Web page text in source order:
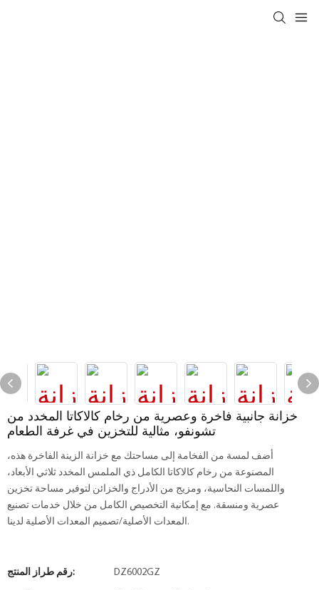
خزانة جانبية فاخرة وعصرية من رخام كالاكاتا المخدد من
تشونفو، مثالية للتخزين في غرفة الطعام
أضف لمسة من الفخامة إلى مساحتك مع خزانة الزينة الفاخرة هذه،
المصنوعة من رخام كالاكاتا الكامل ذي الملمس المخدد ثلاثي الأبعاد،
واللمسات النحاسية، ومزيج من الأدراج والخزائن لتوفير مساحة تخزين
عصرية ومنسقة. مع إمكانية التخصيص الكامل من خلال خدمات تصنيع
المعدات الأصلية/تصميم المعدات الأصلية لدينا.
رقم طراز المنتج: DZ6002GZ